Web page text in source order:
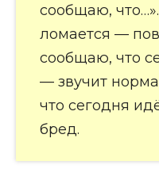
сообщаю,
ломается —
сообщаю, что
— звучит
что сегодня
бред.